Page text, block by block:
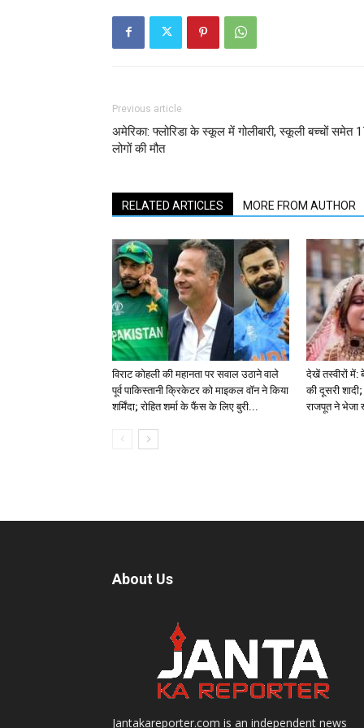
Previous article
अमेरिका: फ्लोरिडा के स्कूल में गोलीबारी, स्कूली बच्चों समेत
लोगों की मौत
RELATED ARTICLES MORE FROM AUTHOR
विराट कोहली की महानता पर सवाल उठाने वाले
पूर्व पाकिस्तानी क्रिकेटर को माइकल वॉन ने किया
शर्मिंदा; रोहित शर्मा के फैंस के लिए बुरी...
देखें तस्वीरों में:
की दूसरी
राजपूत ने भेजा
About Us
Jantakareporter.com is an independent news